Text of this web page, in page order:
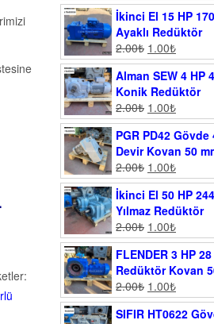
İkinci El 15 HP
Ayaklı Redüktör
2.00₺ 1.00₺
Alman SEW 4 HP
Konik Redüktör
2.00₺ 1.00₺
PGR PD42 Gövde
Devir Kovan 50
2.00₺ 1.00₺
İkinci El 50 HP
Yılmaz Redüktör
2.00₺ 1.00₺
FLENDER 3 HP
Redüktör Kovan
2.00₺ 1.00₺
SIFIR HT0622